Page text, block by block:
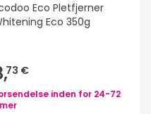
Eco Pletfjerner
Eco 350g
73 €
inden for 24-72